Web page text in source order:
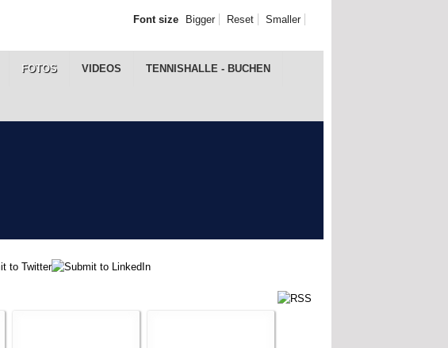
FOTOS VIDEOS TENNISHALLE - BUCHEN
Font size Bigger Reset Smaller